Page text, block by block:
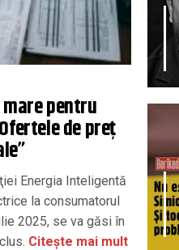
pentru
de preţ
Energia Inteligentă
la consumatorul
2025, se va găsi în
Citește mai mult